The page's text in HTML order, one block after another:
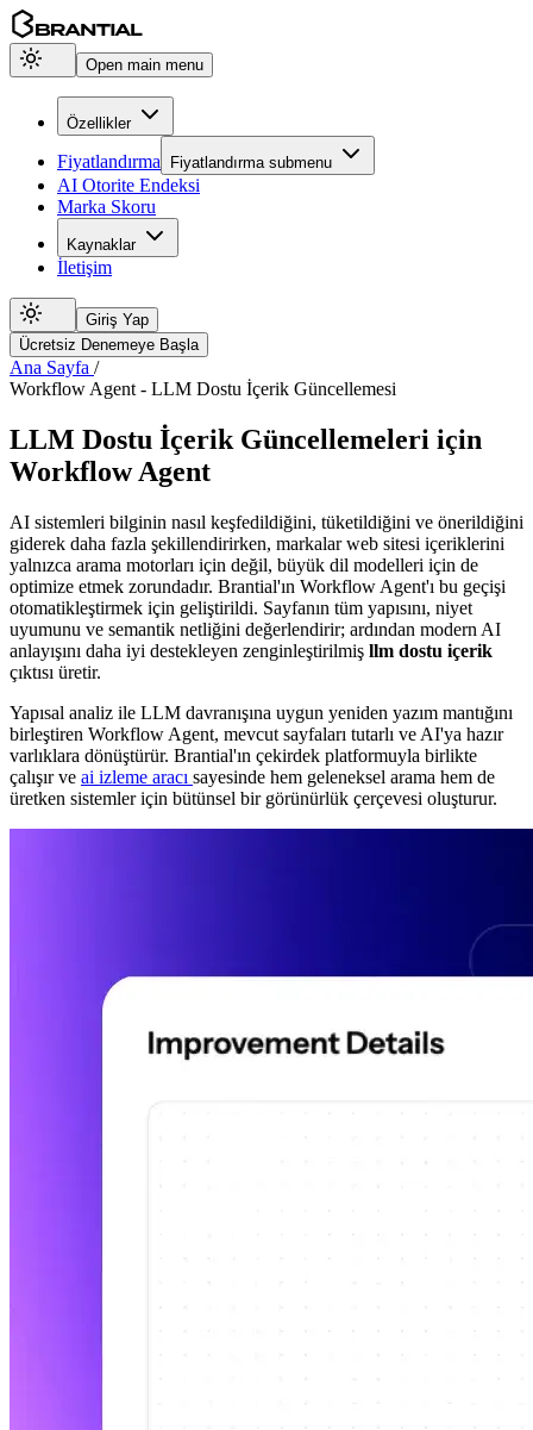
Open main menu
Özellikler
Fiyatlandırma Fiyatlandırmasubmenu
AI Otorite Endeksi
Marka Skoru
Kaynaklar
İletişim
Giriş Yap
Ücretsiz Denemeye Başla
Ana Sayfa /
Workflow Agent - LLM Dostu İçerik Güncellemesi
LLM Dostu İçerik Güncellemeleri için
Workflow Agent
AI sistemleri bilginin nasıl keşfedildiğini, tüketildiğini ve önerildiğini
giderek daha fazla şekillendirirken, markalar web sitesi içeriklerini
yalnızca arama motorları için değil, büyük dil modelleri için de
optimize etmek zorundadır. Brantial'ın Workflow Agent'ı bu geçişi
otomatikleştirmek için geliştirildi. Sayfanın tüm yapısını, niyet
uyumunu ve semantik netliğini değerlendirir; ardından modern AI
anlayışını daha iyi destekleyen zenginleştirilmiş llm dostu içerik
çıktısı üretir.
Yapısal analiz ile LLM davranışına uygun yeniden yazım mantığını
birleştiren Workflow Agent, mevcut sayfaları tutarlı ve AI'ya hazır
varlıklara dönüştürür. Brantial'ın çekirdek platformuyla birlikte
çalışır ve ai izleme aracı sayesinde hem geleneksel arama hem de
üretken sistemler için bütünsel bir görünürlük çerçevesi oluşturur.